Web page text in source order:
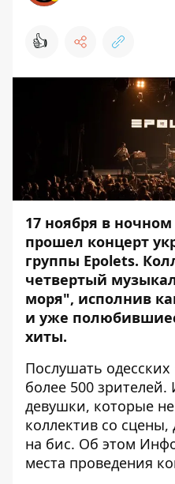
👍
17 ноября в
прошел концерт
группы Epolets.
четвертый
моря", исполнив
и уже
хиты.
Послушать
более 500 зрителей.
девушки, которые
коллектив со
на бис. Об этом
места проведения